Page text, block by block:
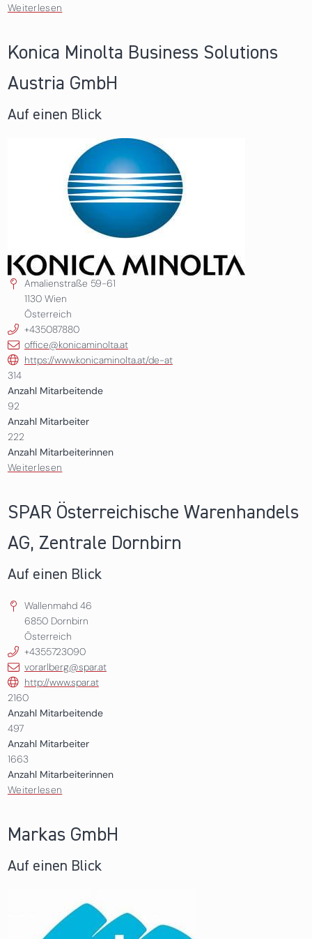
Weiterlesen
Konica Minolta Business Solutions
Austria GmbH
Auf einen Blick
Amalienstraße 59-61
1130 Wien
Österreich
+435087880
office@konicaminolta.at
https://www.konicaminolta.at/de-at
314
Anzahl Mitarbeitende
92
Anzahl Mitarbeiter
222
Anzahl Mitarbeiterinnen
Weiterlesen
SPAR Österreichische Warenhandels
AG, Zentrale Dornbirn
Auf einen Blick
Wallenmahd 46
6850 Dornbirn
Österreich
+4355723090
vorarlberg@spar.at
http://www.spar.at
2160
Anzahl Mitarbeitende
497
Anzahl Mitarbeiter
1663
Anzahl Mitarbeiterinnen
Weiterlesen
Markas GmbH
Auf einen Blick